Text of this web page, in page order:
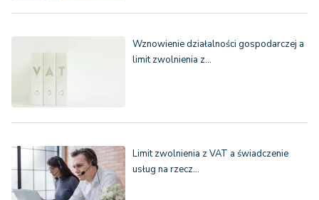
Wznowienie działalności gospodarczej a
limit zwolnienia z…
Limit zwolnienia z VAT a świadczenie
usług na rzecz…